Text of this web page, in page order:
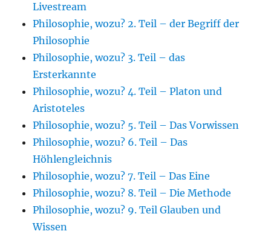
Livestream
Philosophie, wozu? 2. Teil – der Begriff der
Philosophie
Philosophie, wozu? 3. Teil – das
Ersterkannte
Philosophie, wozu? 4. Teil – Platon und
Aristoteles
Philosophie, wozu? 5. Teil – Das Vorwissen
Philosophie, wozu? 6. Teil – Das
Höhlengleichnis
Philosophie, wozu? 7. Teil – Das Eine
Philosophie, wozu? 8. Teil – Die Methode
Philosophie, wozu? 9. Teil Glauben und
Wissen